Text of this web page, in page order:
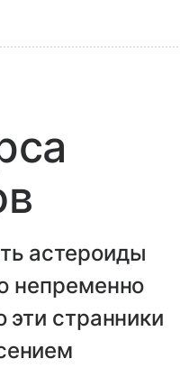
астероиды
непременно
странники